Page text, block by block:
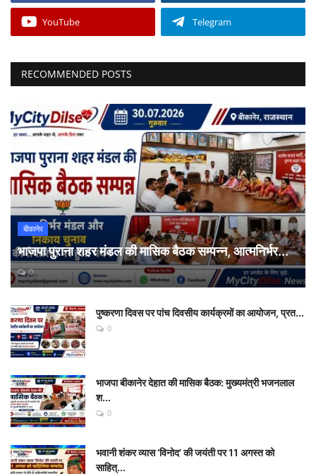
YouTube Telegram
RECOMMENDED POSTS
बीकानेर
भाजपा पुराना शहर मंडल की मासिक बैठक सम्पन्न, आत्मनिर्भर...
0
पुष्करणा दिवस पर पांच दिवसीय कार्यक्रमों का आयोजन, प्रत...
0
भाजपा बीकानेर देहात की मासिक बैठक: मुख्यमंत्री भजनलाल
श...
0
भवानी शंकर व्यास ‘विनोद’ की जयंती पर 11 अगस्त को
साहित्...